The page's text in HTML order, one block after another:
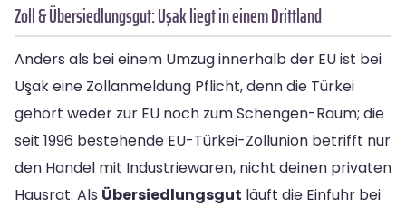
Zoll & Übersiedlungsgut: Uşak liegt in einem Drittland
Anders als bei einem Umzug innerhalb der EU ist bei
Uşak eine Zollanmeldung Pflicht, denn die Türkei
gehört weder zur EU noch zum Schengen-Raum; die
seit 1996 bestehende EU-Türkei-Zollunion betrifft nur
den Handel mit Industriewaren, nicht deinen privaten
Hausrat. Als Übersiedlungsgut läuft die Einfuhr bei